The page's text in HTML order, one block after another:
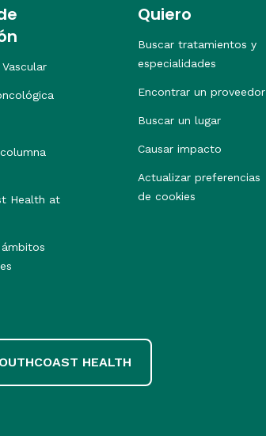
Health at
Quiero
Buscar tratamientos y
especialidades
Encontrar un proveedor
Buscar un lugar
Causar impacto
Actualizar preferencias
de cookies
HEALTH